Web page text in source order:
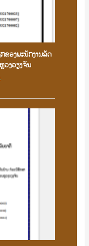
ຂອງພະນັກງານລັດ
ວງວຽງຈັນ